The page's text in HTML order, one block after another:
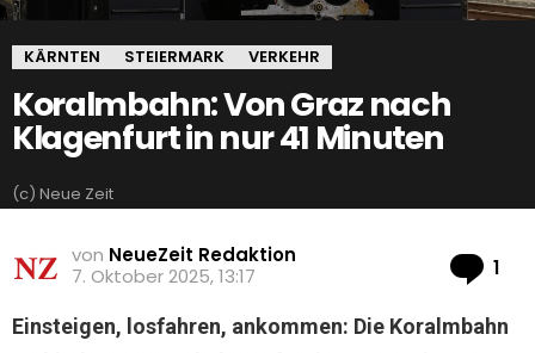
KÄRNTEN STEIERMARK VERKEHR
Koralmbahn: Von Graz nach
Klagenfurt in nur 41 Minuten
(c) Neue Zeit
von NeueZeit Redaktion
7. Oktober 2025, 13:17
1
Einsteigen, losfahren, ankommen: Die Koralmbahn